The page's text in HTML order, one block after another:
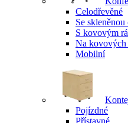
Celodřevěné
Se skleněnou
S kovovým
Na kovových
Mobilní
Pojízdné
Přístavné